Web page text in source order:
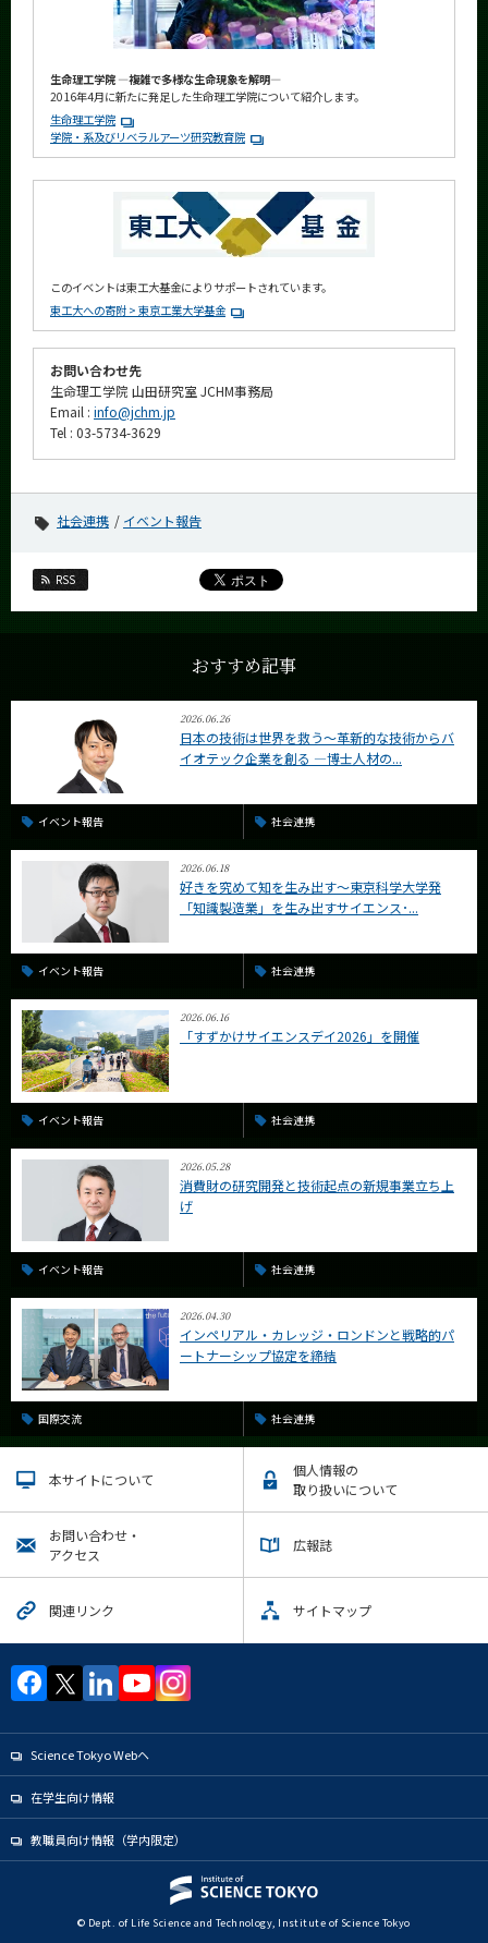
生命理工学院 ―複雑で多様な生命現象を解明―
2016年4月に新たに発足した生命理工学院について紹介します。
生命理工学院
学院・系及びリベラルアーツ研究教育院
このイベントは東工大基金によりサポートされています。
東工大への寄附 > 東京工業大学基金
お問い合わせ先
生命理工学院 山田研究室 JCHM事務局
Email : info@jchm.jp
Tel : 03-5734-3629
社会連携 イベント報告
RSS
おすすめ記事
2026.06.26
日本の技術は世界を救う〜革新的な技術からバ
イオテック企業を創る —博士人材の...
イベント報告 社会連携
2026.06.18
好きを究めて知を生み出す〜東京科学大学発
「知識製造業」を生み出すサイエンス･...
イベント報告 社会連携
2026.06.16
「すずかけサイエンスデイ2026」を開催
イベント報告 社会連携
2026.05.28
消費財の研究開発と技術起点の新規事業立ち上
げ
イベント報告 社会連携
2026.04.30
インペリアル・カレッジ・ロンドンと戦略的パ
ートナーシップ協定を締結
国際交流 社会連携
本サイトについて
個人情報の
取り扱いについて
お問い合わせ・
アクセス
広報誌
関連リンク サイトマップ
Science Tokyo Webヘ
在学生向け情報
教職員向け情報（学内限定）
© Dept. of Life Science and Technology, Institute of Science Tokyo